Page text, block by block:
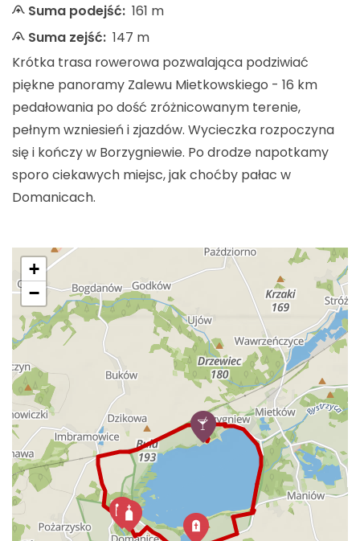
Suma podejść: 161 m
Suma zejść: 147 m
Krótka trasa rowerowa pozwalająca podziwiać
piękne panoramy Zalewu Mietkowskiego - 16 km
pedałowania po dość zróżnicowanym terenie,
pełnym wzniesień i zjazdów. Wycieczka rozpoczyna
się i kończy w Borzygniewie. Po drodze napotkamy
sporo ciekawych miejsc, jak choćby pałac w
Domanicach.
+
−